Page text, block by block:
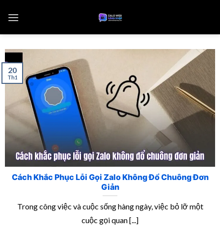
Cách Khắc Phục Lỗi Gọi Zalo Không Đổ Chuông Đơn
Giản
Trong công việc và cuộc sống hàng ngày, việc bỏ lỡ một
cuộc gọi quan [...]
20
Th1